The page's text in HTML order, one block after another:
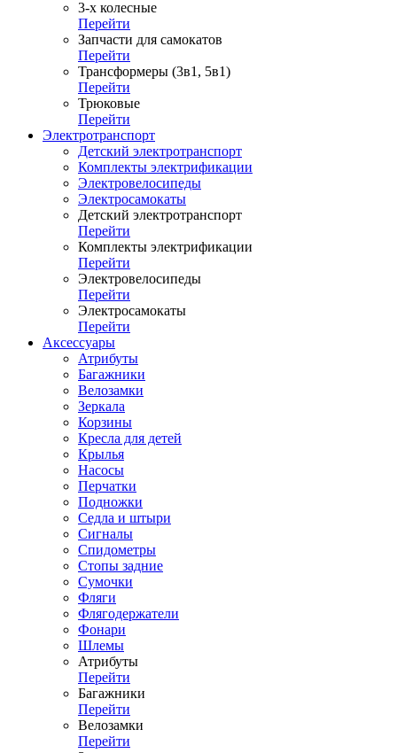
3-х колесные
Перейти
Запчасти для самокатов
Перейти
Трансформеры (3в1, 5в1)
Перейти
Трюковые
Перейти
Электротранспорт
Детский электротранспорт
Комплекты электрификации
Электровелосипеды
Электросамокаты
Детский электротранспорт
Перейти
Комплекты электрификации
Перейти
Электровелосипеды
Перейти
Электросамокаты
Перейти
Аксессуары
Атрибуты
Багажники
Велозамки
Зеркала
Корзины
Кресла для детей
Крылья
Насосы
Перчатки
Подножки
Седла и штыри
Сигналы
Спидометры
Стопы задние
Сумочки
Фляги
Флягодержатели
Фонари
Шлемы
Атрибуты
Перейти
Багажники
Перейти
Велозамки
Перейти